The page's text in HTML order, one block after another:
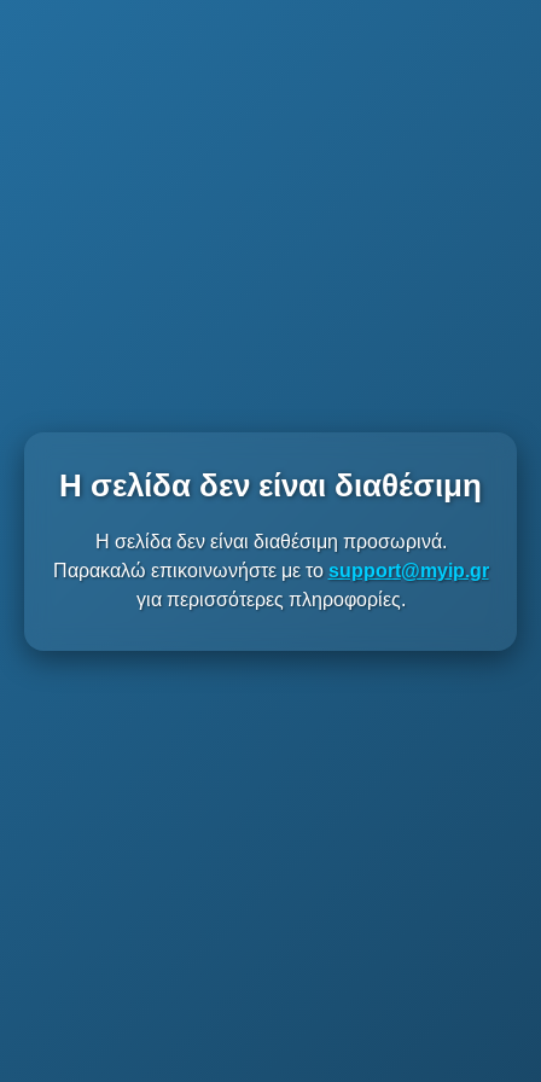
Η σελίδα δεν είναι διαθέσιμη
Η σελίδα δεν είναι διαθέσιμη προσωρινά.
Παρακαλώ επικοινωνήστε με το support@myip.gr
για περισσότερες πληροφορίες.